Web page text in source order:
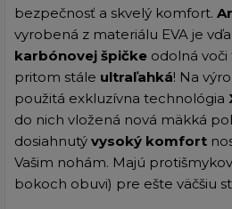
bezpečnosť a skvelý komfort.
vyrobená z materiálu EVA je
karbónovej špičke odolná voči
pritom stále ultraľahká! Na
použitá exkluzívna technológia
do nich vložená nová mäkká
dosiahnutý vysoký komfort
Vašim nohám. Majú
bokoch obuvi) pre ešte väčšiu